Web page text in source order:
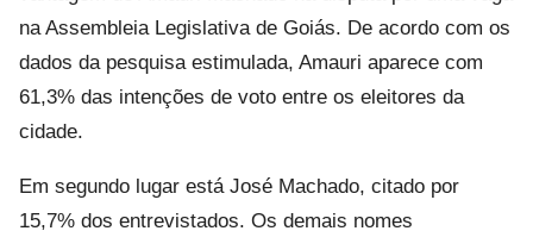
na Assembleia Legislativa de Goiás. De acordo com os
dados da pesquisa estimulada, Amauri aparece com
61,3% das intenções de voto entre os eleitores da
cidade.
Em segundo lugar está José Machado, citado por
15,7% dos entrevistados. Os demais nomes